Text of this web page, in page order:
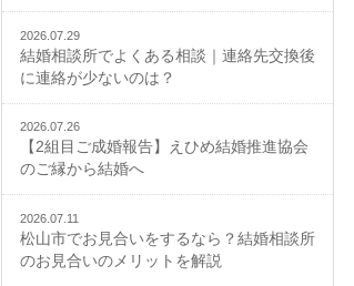
2026.07.29
結婚相談所でよくある相談｜連絡先交換後
に連絡が少ないのは？
2026.07.26
【2組目ご成婚報告】えひめ結婚推進協会
のご縁から結婚へ
2026.07.11
松山市でお見合いをするなら？結婚相談所
のお見合いのメリットを解説